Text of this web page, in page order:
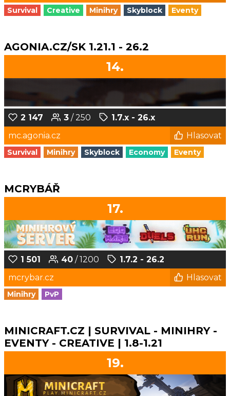
Survival Creative Minihry Skyblock Eventy
AGONIA.CZ/SK 1.21.1 - 26.2
14.
2 147 3 / 250
1.7.x - 26.x
mc.agonia.cz
Hlasovat
Survival Minihry Skyblock Economy Eventy
MCRYBÁŘ
17.
1 501 40 / 1200
1.7.2 - 26.2
mcrybar.cz
Hlasovat
Minihry PvP
MINICRAFT.CZ | SURVIVAL - MINIHRY -
EVENTY - CREATIVE | 1.8-1.21
19.